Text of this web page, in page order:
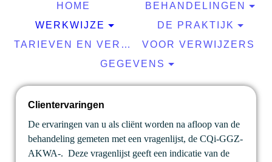
HOME
BEHANDELINGEN
WERKWIJZE
DE PRAKTIJK
TARIEVEN EN VERGOEDINGEN
VOOR VERWIJZERS
GEGEVENS
Clientervaringen
De ervaringen van u als cliënt worden na afloop van de
behandeling gemeten met een vragenlijst, de CQi-GGZ-
AKWA-. Deze vragenlijst geeft een indicatie van de